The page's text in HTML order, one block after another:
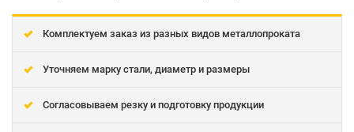
Комплектуем заказ из разных видов металлопроката
Уточняем марку стали, диаметр и размеры
Согласовываем резку и подготовку продукции